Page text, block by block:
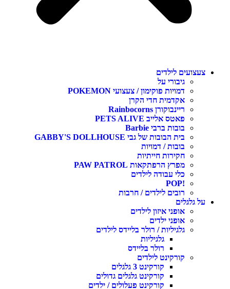
צעצועים לילדים
גיבורי על
דמויות פוקימון / צעצועי POKEMON
אקדמית חדי הקרן
ריינבוקורן Rainbocorns
פאטס אלייב PETS ALIVE
בובות ברבי Barbie
בית הבובות של גבי GABBY'S DOLLHOUSE
בובות / דמויות
חקירות חייתיות
מפרץ הרפתקאות PAW PATROL
כלי עבודה לילדים
!POP
רובים לילדים / חרבות
על גלגלים
אופני איזון לילדים
אופני ילדים
גלגיליות / רולר בליידס לילדים
גלגיליות
רולר בליידס
קורקינט לילדים
קורקינט 3 גלגלים
קורקינט גלגלים גדולים
קורקינט פעלולים / ילדים